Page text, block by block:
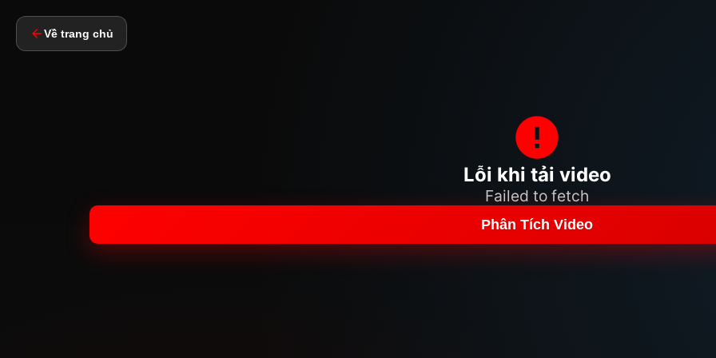
Về trang chủ
Lỗi khi tải video
Failed to fetch
Phân Tích Video